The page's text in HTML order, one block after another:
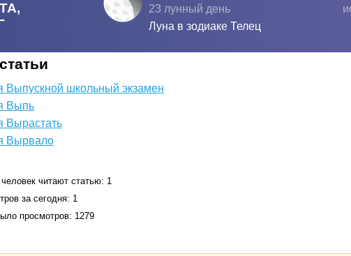
23 лунный день
Луна в зодиаке Телец
Выпускной школьный экзамен
Выпь
Вырастать
Вырвало
читают статью: 1
за сегодня: 1
просмотров: 1279